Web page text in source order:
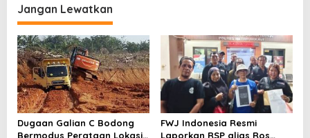
Jangan Lewatkan
Dugaan Galian C Bodong
Bermodus Perataan Lokasi
FWJ Indonesia Resmi
Laporkan RSP alias Ros